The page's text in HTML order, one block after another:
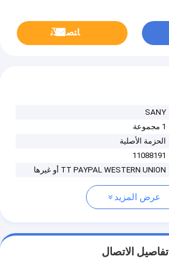
ﺎﺘﺼﻟ ﺍﻶﻧ
SANY
1 مجموعة
الحزمة الأصلية
11088191
TT PAYPAL WESTERN UNION أو غيرها
عرض المزيد
تفاصيل الاتصال